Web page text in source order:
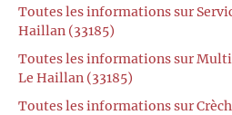
Toutes les informations sur
Haillan (33185)
Toutes les informations sur
Le Haillan (33185)
Toutes les informations sur